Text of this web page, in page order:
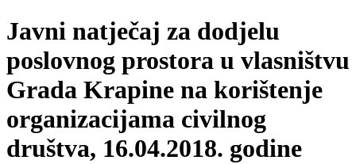
Javni natječaj za dodjelu
poslovnog prostora u vlasništvu
Grada Krapine na korištenje
organizacijama civilnog
društva, 16.04.2018. godine